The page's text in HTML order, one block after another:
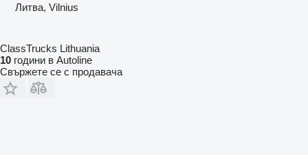
Литва, Vilnius
ClassTrucks Lithuania
10 години в Autoline
Свържете се с продавача